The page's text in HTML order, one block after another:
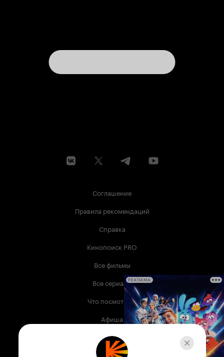
Соглашение
Правила рекомендаций
Справка
Кинопоиск PRO
Все фильмы
Все сериалы
Что посмотреть
Афиша
Музыка
Телепрограмма
РЕКЛАМА